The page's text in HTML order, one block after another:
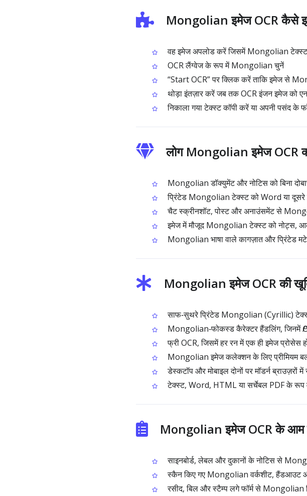
Mongolian इमेज OCR कैसे
वह इमेज अपलोड करें जिसमें Mongolian टेक्स्ट
OCR लैंग्वेज के रूप में Mongolian चुनें
“Start OCR” पर क्लिक करें ताकि इमेज से
थोड़ा इंतज़ार करें जब तक OCR इंजन इमेज को
निकाला गया टेक्स्ट कॉपी करें या अपनी पसंद के
लोग Mongolian इमेज OCR
Mongolian डॉक्युमेंट और नोटिस को बिना
प्रिंटेड Mongolian टेक्स्ट को Word या दूसरे
चैट स्क्रीनशॉट, पोस्ट और अनाउंसमेंट से
इमेज में मौजूद Mongolian टेक्स्ट को नोट्स,
Mongolian भाषा वाले कागज़ात और प्रिंटेड
Mongolian इमेज OCR की
साफ‑सुथरे प्रिंटेड Mongolian (Cyrillic)
Mongolian‑फोकस्ड कैरेक्टर हैंडलिंग, जिनमें Ө/
फ्री OCR, जिसमें हर रन में एक ही इमेज प्रोसेस
Mongolian इमेज कलेक्शन के लिए प्रीमियम
डेस्कटॉप और मोबाइल दोनों पर मॉडर्न ब्राउज़रों
टेक्स्ट, Word, HTML या सर्चेबल PDF के रूप
Mongolian इमेज OCR के आम
साइनबोर्ड, लेबल और दुकानों के नोटिस से
स्कैन किए गए Mongolian वर्कशीट, हैंडआउट
रसीद, बिल और स्टैम्प लगे फॉर्म से Mongolian